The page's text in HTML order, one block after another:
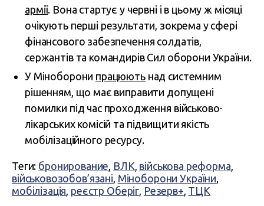
армії. Вона стартує у червні і в цьому ж місяці
очікують перші результати, зокрема у сфері
фінансового забезпечення солдатів,
сержантів та командирів Сил оборони України.
У Міноборони працюютьнад системним
рішенням, що має виправити допущені
помилки під час проходження військово-
лікарських комісій та підвищити якість
мобілізаційного ресурсу.
Теги: бронирование, ВЛК, військова реформа,
військовозобов’язані, Міноборони України,
мобілізація, реєстр Оберіг, Резерв+, ТЦК